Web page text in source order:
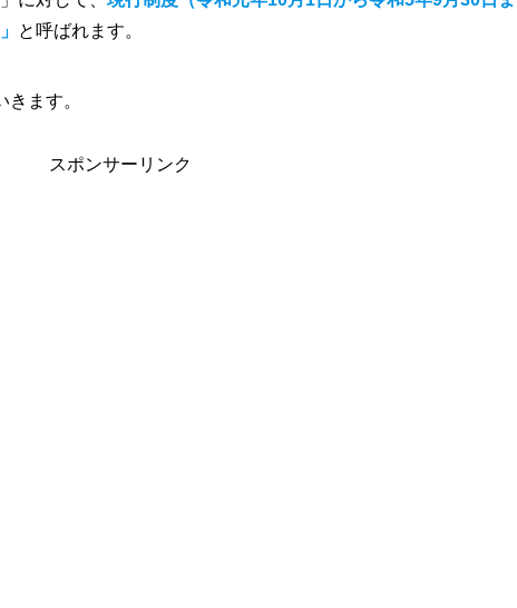
と呼ばれます。
ます。
スポンサーリンク